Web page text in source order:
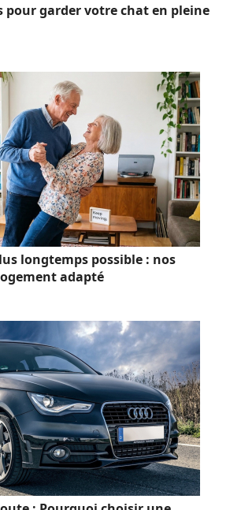
pour garder votre chat en pleine
longtemps possible : nos
adapté